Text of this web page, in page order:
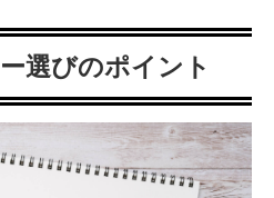
選びのポイント